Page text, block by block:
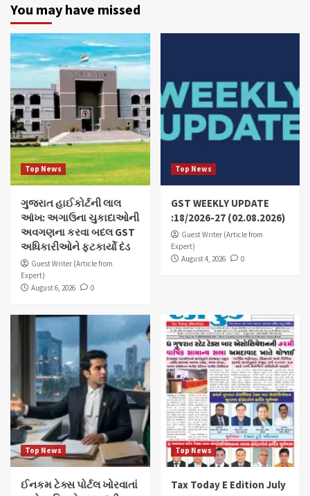
You may have missed
Top News
ગુજરાત હાઈકોર્ટની લાલ
આંખ: અગાઉના ચુકાદાઓની
અવગણના કરવા બદલ GST
અધિકારીઓને ફટકાર્યો દંડ
Guest Writer (Article from
Expert)
August 6, 2026
0
Top News
GST WEEKLY UPDATE
:18/2026-27 (02.08.2026)
Guest Writer (Article from
Expert)
August 4, 2026
0
Top News
ઈનકમ ટેક્સ પોર્ટલ ખોરવાતાં
Top News
Tax Today E Edition July